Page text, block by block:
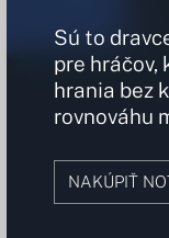
Sú to
pre
hrania bez
rovnováhu
NAKÚPIŤ